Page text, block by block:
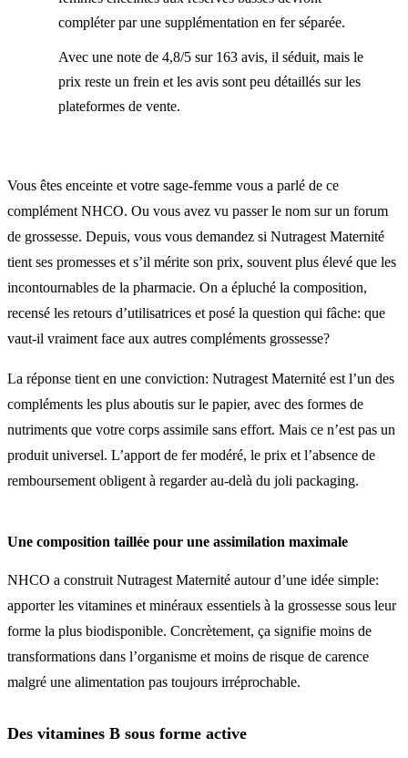
compléter par une supplémentation en fer séparée.
Avec une note de 4,8/5 sur 163 avis, il séduit, mais le
prix reste un frein et les avis sont peu détaillés sur les
plateformes de vente.
Vous êtes enceinte et votre sage-femme vous a parlé de ce
complément NHCO. Ou vous avez vu passer le nom sur un forum
de grossesse. Depuis, vous vous demandez si Nutragest Maternité
tient ses promesses et s’il mérite son prix, souvent plus élevé que les
incontournables de la pharmacie. On a épluché la composition,
recensé les retours d’utilisatrices et posé la question qui fâche: que
vaut-il vraiment face aux autres compléments grossesse?
La réponse tient en une conviction: Nutragest Maternité est l’un des
compléments les plus aboutis sur le papier, avec des formes de
nutriments que votre corps assimile sans effort. Mais ce n’est pas un
produit universel. L’apport de fer modéré, le prix et l’absence de
remboursement obligent à regarder au-delà du joli packaging.
Une composition taillée pour une assimilation maximale
NHCO a construit Nutragest Maternité autour d’une idée simple:
apporter les vitamines et minéraux essentiels à la grossesse sous leur
forme la plus biodisponible. Concrètement, ça signifie moins de
transformations dans l’organisme et moins de risque de carence
malgré une alimentation pas toujours irréprochable.
Des vitamines B sous forme active